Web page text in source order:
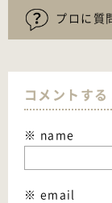
プロに質
コメントす
※ name
※ email